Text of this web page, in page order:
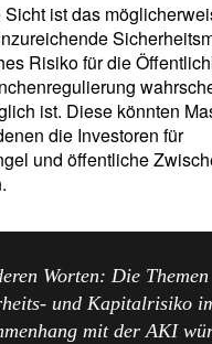
ist das
Risiko für die
ist. Diese könnten
die Investoren für
und öffentliche
Worten: Die Themen
und Kapitalrisiko
mit der AKI
abonnieren